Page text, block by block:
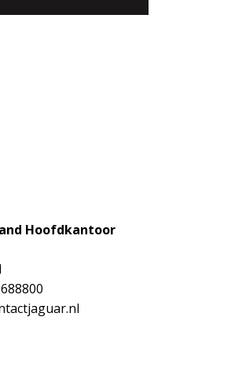
Hoofdkantoor